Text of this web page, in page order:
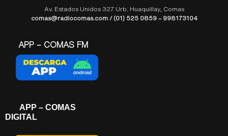
Av. Estados Unidos 327 Urb. Huaquillay, Comas
comas@radiocomas.com / (01) 525 0859 – 998173104
APP – COMAS FM
APP – COMAS
DIGITAL